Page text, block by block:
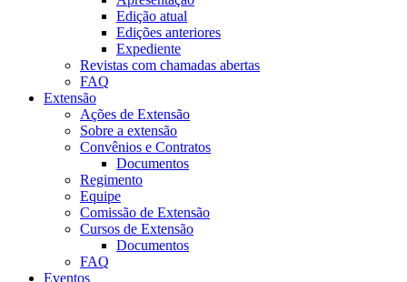
Edição atual
Edições anteriores
Expediente
Revistas com chamadas abertas
FAQ
Extensão
Ações de Extensão
Sobre a extensão
Convênios e Contratos
Documentos
Regimento
Equipe
Comissão de Extensão
Cursos de Extensão
Documentos
FAQ
Eventos